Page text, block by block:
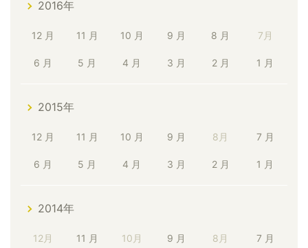
2016年
12 月 11 月 10 月 9 月 8 月 7月
6 月 5 月 4 月 3 月 2 月 1 月
2015年
12 月 11 月 10 月 9 月 8月 7 月
6 月 5 月 4 月 3 月 2 月 1 月
2014年
12月 11 月 10月 9 月 8月 7 月